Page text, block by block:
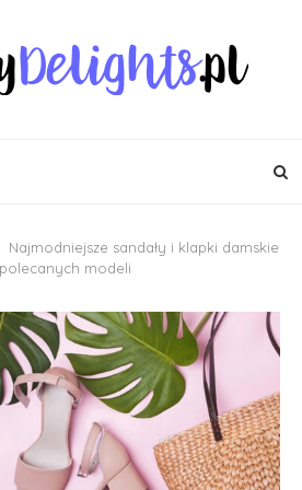
Najmodniejsze sandały i klapki damskie
modeli